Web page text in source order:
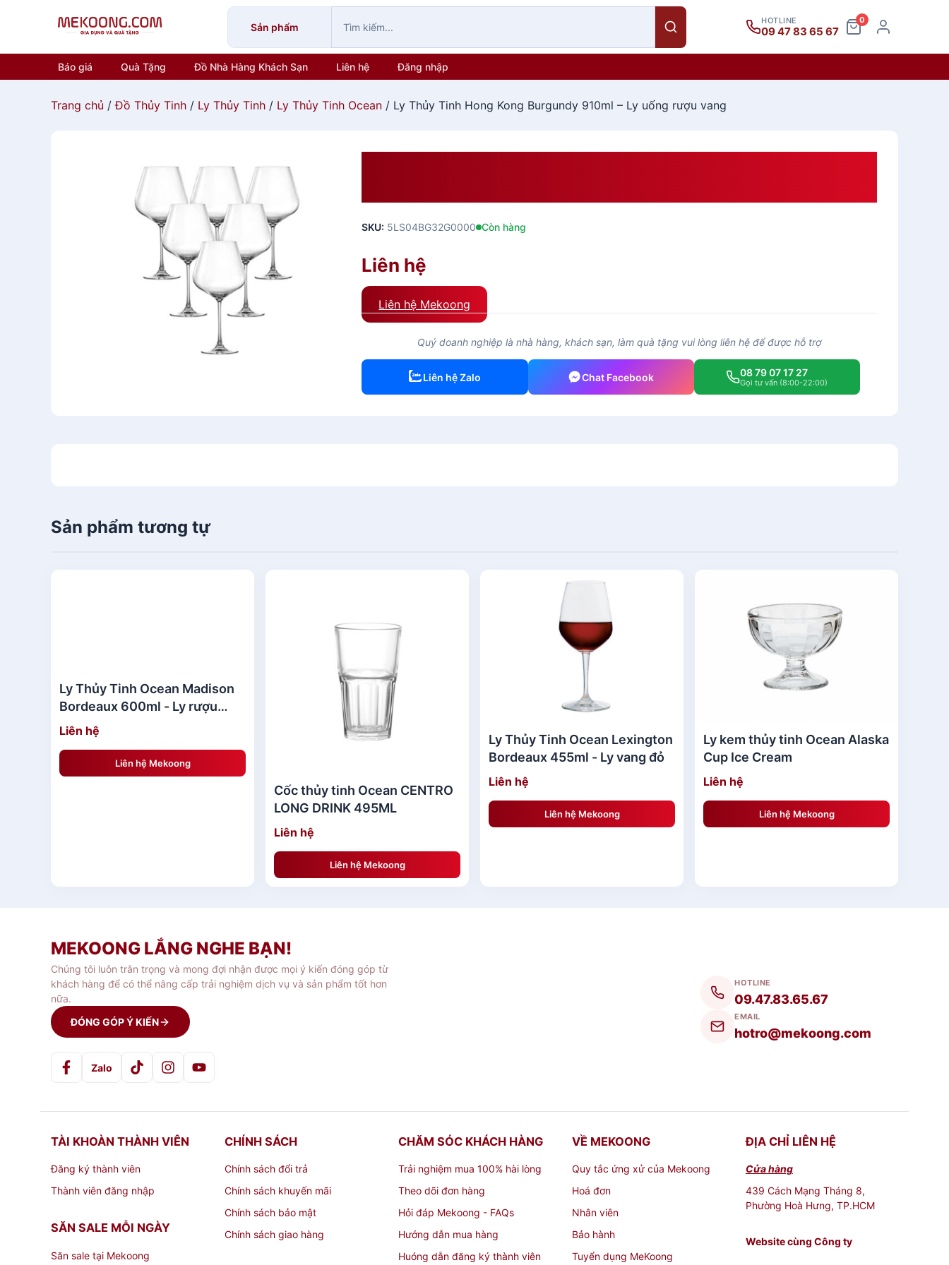
Sản phẩm
HOTLINE
09 47 83 65 67
0
Báo giá Quà Tặng Đồ Nhà Hàng Khách Sạn Liên hệ Đăng nhập
Trang chủ /Đồ Thủy Tinh / Ly Thủy Tinh / Ly Thủy Tinh Ocean / Ly Thủy Tinh Hong Kong Burgundy 910ml – Ly uống rượu vang
SKU: 5LS04BG32G0000 Còn hàng
Liên hệ
Liên hệ Mekoong
Quý doanh nghiệp là nhà hàng, khách sạn, làm quà tặng vui lòng liên hệ để được hỗ trợ
Liên hệ Zalo Chat Facebook 08 79 07 17 27
Gọi tư vấn (8:00-22:00)
Sản phẩm tương tự
Ly Thủy Tinh Ocean Madison
Bordeaux 600ml - Ly rượu
vang đỏ
Liên hệ
Liên hệ Mekoong
Cốc thủy tinh Ocean CENTRO
LONG DRINK 495ML
Liên hệ
Liên hệ Mekoong
Ly Thủy Tinh Ocean Lexington
Bordeaux 455ml - Ly vang đỏ
Liên hệ
Liên hệ Mekoong
Ly kem thủy tinh Ocean Alaska
Cup Ice Cream
Liên hệ
Liên hệ Mekoong
MEKOONG LẮNG NGHE BẠN!
Chúng tôi luôn trân trọng và mong đợi nhận được mọi ý kiến đóng góp từ
khách hàng để có thể nâng cấp trải nghiệm dịch vụ và sản phẩm tốt hơn
nữa.
ĐÓNG GÓP Ý KIẾN
Zalo
HOTLINE
09.47.83.65.67
EMAIL
hotro@mekoong.com
TÀI KHOÀN THÀNH VIÊN
Đăng ký thành viên
Thành viên đăng nhập
SĂN SALE MỖI NGÀY
Săn sale tại Mekoong
CHÍNH SÁCH
Chính sách đổi trả
Chính sách khuyến mãi
Chính sách bảo mật
Chính sách giao hàng
CHĂM SÓC KHÁCH HÀNG
Trải nghiệm mua 100% hài lòng
Theo dõi đơn hàng
Hỏi đáp Mekoong - FAQs
Hướng dẫn mua hàng
Huóng dẫn đăng ký thành viên
VỀ MEKOONG
Quy tắc ứng xử của Mekoong
Hoá đơn
Nhân viên
Bảo hành
Tuyển dụng MeKoong
ĐỊA CHỈ LIÊN HỆ
Cửa hàng
439 Cách Mạng Tháng 8,
Phường Hoà Hưng, TP.HCM
Website cùng Công ty